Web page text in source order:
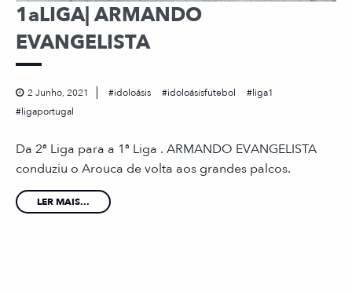
1aLIGA| ARMANDO
EVANGELISTA
2 Junho, 2021 idoloásis idoloásisfutebol
liga1
ligaportugal
Da 2ª Liga para a 1ª Liga . ARMANDO EVANGELISTA
conduziu o Arouca de volta aos grandes palcos.
LER MAIS...